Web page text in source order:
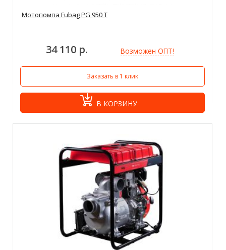
Мотопомпа Fubag PG 950 T
34 110 р. Возможен ОПТ!
Заказать в 1 клик
В КОРЗИНУ